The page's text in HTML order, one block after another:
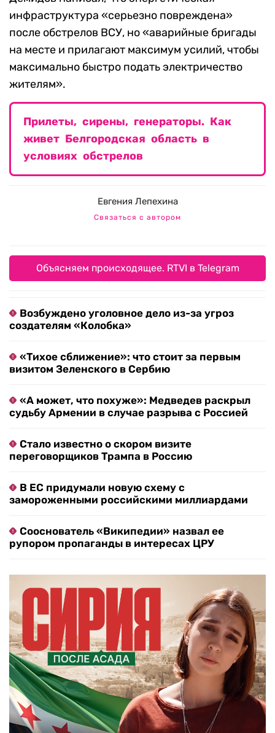
инфраструктура «серьезно повреждена»
после обстрелов ВСУ, но «аварийные бригады
на месте и прилагают максимум усилий, чтобы
максимально быстро подать электричество
жителям».
Прилеты, сирены, генераторы. Как
живет Белгородская область в
условиях обстрелов
Евгения Лепехина
Связаться с автором
Объясняем происходящее. RTVI в Telegram
Возбуждено уголовное дело из-за угроз
создателям «Колобка»
«Тихое сближение»: что стоит за первым
визитом Зеленского в Сербию
«А может, что похуже»: Медведев раскрыл
судьбу Армении в случае разрыва с Россией
Стало известно о скором визите
переговорщиков Трампа в Россию
В ЕС придумали новую схему с
замороженными российскими миллиардами
Сооснователь «Википедии» назвал ее
рупором пропаганды в интересах ЦРУ